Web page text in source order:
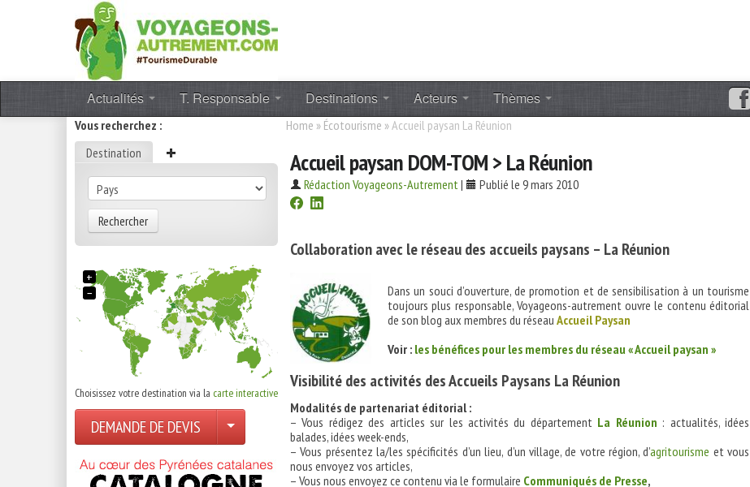
Actualités T. Responsable Destinations Acteurs Thèmes
Vous recherchez :
Destination
Rechercher
+
−
Choisissez votre destination via la carte interactive
DEMANDE DE DEVIS
Home » Écotourisme »Accueil paysan La Réunion
Accueil paysan DOM-TOM > La Réunion
Rédaction Voyageons-Autrement| Publié le 9 mars 2010
Collaboration avec le réseau des accueils paysans – La Réunion
Dans un souci d’ouverture, de promotion et de sensibilisation à un tourisme
toujours plus responsable, Voyageons-autrement ouvre le contenu éditorial
de son blog aux membres du réseau Accueil Paysan
Voir : les bénéfices pour les membres du réseau « Accueil paysan »
Visibilité des activités des Accueils Paysans La Réunion
Modalités de partenariat éditorial :
– Vous rédigez des articles sur les activités du département La Réunion : actualités, idées
balades, idées week-ends,
– Vous présentez la/les spécificités d’un lieu, d’un village, de votre région, d’agritourisme et vous
nous envoyez vos articles,
– Vous nous envoyez ce contenu via le formulaire Communiqués de Presse,